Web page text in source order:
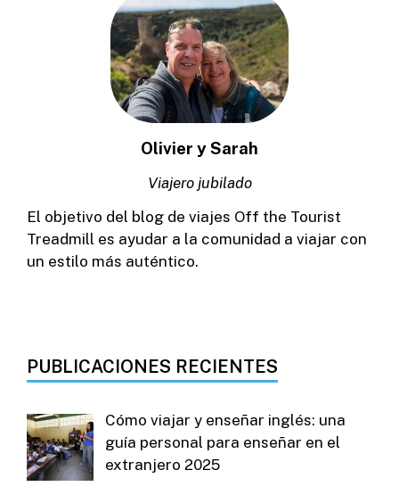
Olivier y Sarah
Viajero jubilado
El objetivo del blog de viajes Off the Tourist
Treadmill es ayudar a la comunidad a viajar con
un estilo más auténtico.
PUBLICACIONES RECIENTES
Cómo viajar y enseñar inglés: una
guía personal para enseñar en el
extranjero 2025